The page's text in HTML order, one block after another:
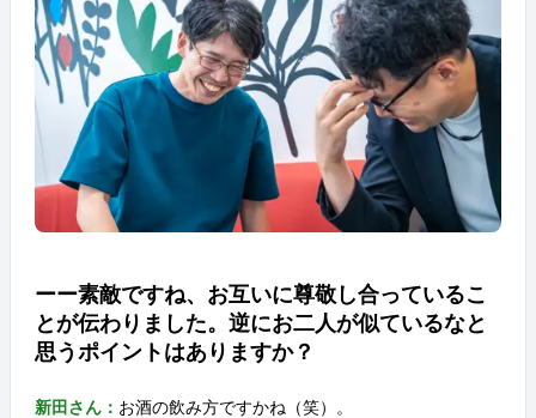
ーー素敵ですね、お互いに尊敬し合っているこ
とが伝わりました。逆にお二人が似ているなと
思うポイントはありますか？
新田さん： お酒の飲み方ですかね（笑）。